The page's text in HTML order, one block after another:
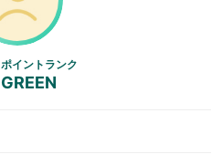
ポイントランク
GREEN